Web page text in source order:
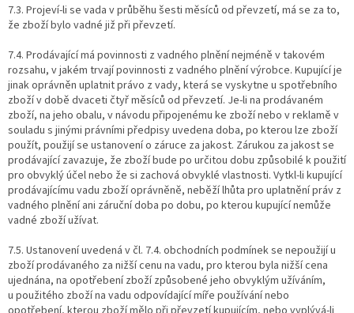
7.3. Projeví-li se vada v průběhu šesti měsíců od převzetí, má se za to,
že zboží bylo vadné již při převzetí.
7.4. Prodávající má povinnosti z vadného plnění nejméně v takovém
rozsahu, v jakém trvají povinnosti z vadného plnění výrobce. Kupující je
jinak oprávněn uplatnit právo z vady, která se vyskytne u spotřebního
zboží v době dvaceti čtyř měsíců od převzetí. Je-li na prodávaném
zboží, na jeho obalu, v návodu připojenému ke zboží nebo v reklamě v
souladu s jinými právními předpisy uvedena doba, po kterou lze zboží
použít, použijí se ustanovení o záruce za jakost. Zárukou za jakost se
prodávající zavazuje, že zboží bude po určitou dobu způsobilé k použití
pro obvyklý účel nebo že si zachová obvyklé vlastnosti. Vytkl-li kupující
prodávajícímu vadu zboží oprávněně, neběží lhůta pro uplatnění práv z
vadného plnění ani záruční doba po dobu, po kterou kupující nemůže
vadné zboží užívat.
7.5. Ustanovení uvedená v čl. 7.4. obchodních podmínek se nepoužijí u
zboží prodávaného za nižší cenu na vadu, pro kterou byla nižší cena
ujednána, na opotřebení zboží způsobené jeho obvyklým užíváním,
u použitého zboží na vadu odpovídající míře používání nebo